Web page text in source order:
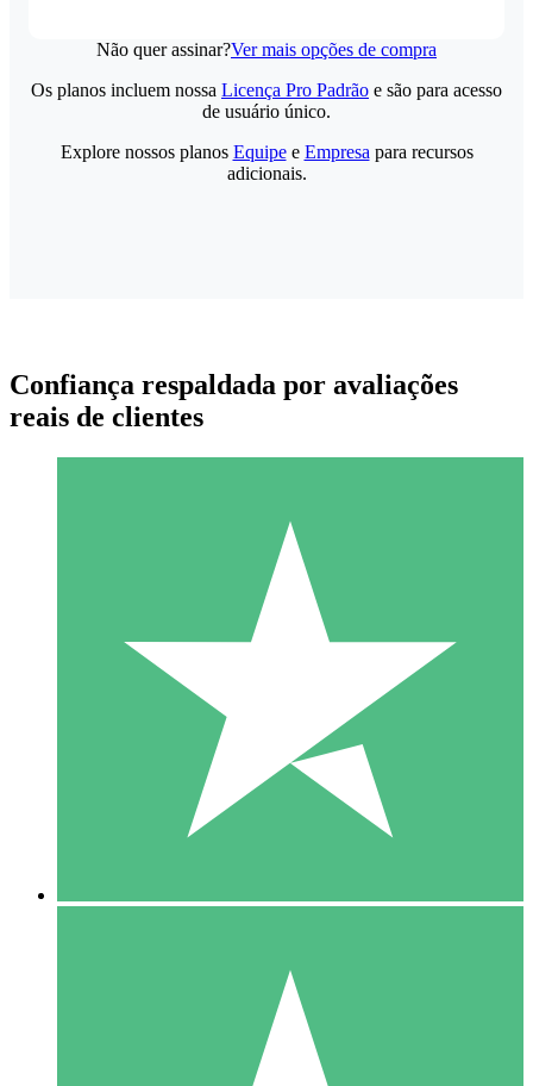
Não quer assinar?Ver mais opções de compra
Pacotes de Créditos Individuais
Pague conforme o uso com créditos de download. Sem
1000
10 Downloads
20 00
Os planos incluem nossa Licença Pro Padrão e são para acesso
de usuário único.
Explore nossos planos Equipee Empresa para recursos
adicionais.
Confiança respaldada por avaliações
reais de clientes